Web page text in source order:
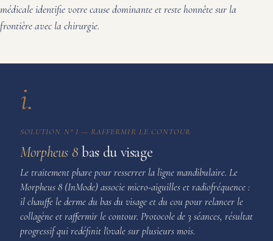
médicale identifie votre cause dominante et reste honnête sur la
frontière avec la chirurgie.
i.
SOLUTION N° I — RAFFERMIR LE CONTOUR
Morpheus 8 bas du visage
Le traitement phare pour resserrer la ligne mandibulaire. Le
Morpheus 8 (InMode) associe micro-aiguilles et radiofréquence :
il chauffe le derme du bas du visage et du cou pour relancer le
collagène et raffermir le contour. Protocole de 3 séances, résultat
progressif qui redéfinit l'ovale sur plusieurs mois.